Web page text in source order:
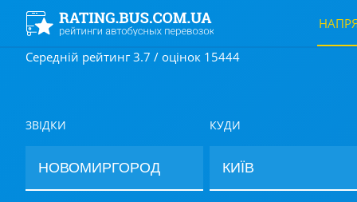
Середній рейтинг 3.7 / оцінок 15444
ЗВІДКИ КУДИ